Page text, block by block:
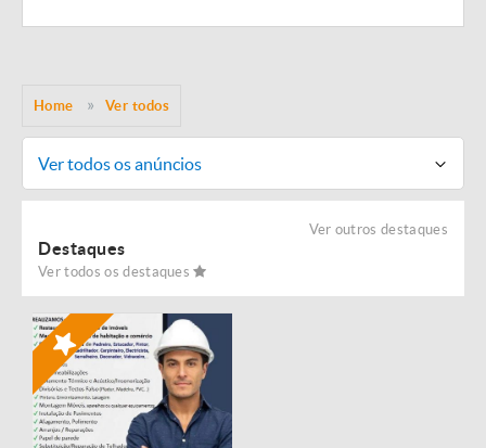
Home Ver todos
Ver todos os anúncios
Ver outros destaques
Destaques
Ver todos os destaques